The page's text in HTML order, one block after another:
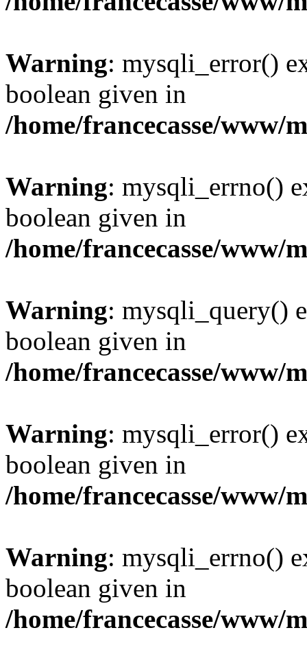
Warning: mysqli_error()
boolean given in
/home/francecasse/www/
Warning: mysqli_errno()
boolean given in
/home/francecasse/www/
Warning: mysqli_query()
boolean given in
/home/francecasse/www/
Warning: mysqli_error()
boolean given in
/home/francecasse/www/
Warning: mysqli_errno()
boolean given in
/home/francecasse/www/